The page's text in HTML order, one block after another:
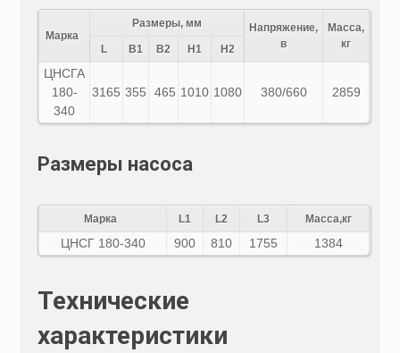
Марка
Размеры, мм
Напряжение,
в
Масса,
кг
L B1 B2 H1 H2
ЦНСГА
180-
340
3165 355 465 1010 1080 380/660 2859
Размеры насоса
Марка L1 L2 L3 Масса,кг
ЦНСГ 180-340 900 810 1755 1384
Технические
характеристики